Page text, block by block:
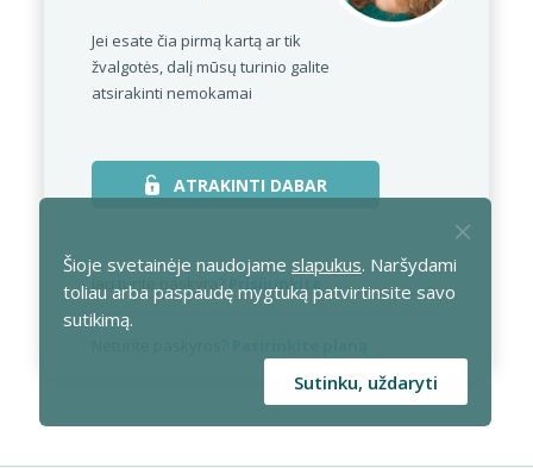
Jei esate čia pirmą kartą ar tik
žvalgotės, dalį mūsų turinio galite
atsirakinti nemokamai
ATRAKINTI DABAR
Jau turite paskyrą? Prisijunkite
Šioje svetainėje naudojame slapukus. Naršydami
toliau arba paspaudę mygtuką patvirtinsite savo
sutikimą.
Sutinku, uždaryti